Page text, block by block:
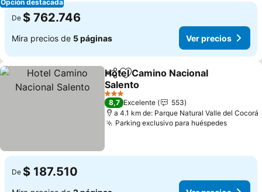
Opción destacada
De $ 762.746
Mira precios de 5 páginas Ver precios
CompartirAgregar a favoritos
Hotel Camino Nacional
Salento
3 Estrellas
8,7 Excelente
553
a 4.1 km de: Parque Natural Valle del Cocorá
Parking exclusivo para huéspedes
De $ 187.510